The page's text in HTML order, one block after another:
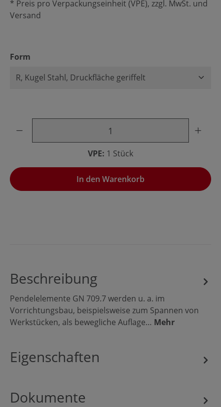
* Preis pro Verpackungseinheit (VPE), zzgl. MwSt. und
Versand
Form
VPE: 1 Stück
In den Warenkorb
Beschreibung
Pendelelemente GN 709.7 werden u. a. im
Vorrichtungsbau, beispielsweise zum Spannen von
Werkstücken, als bewegliche Auflage… Mehr
Eigenschaften
Dokumente